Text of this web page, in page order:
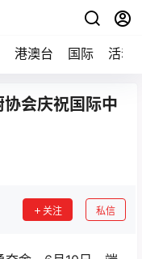
港澳台 国际 活动
会庆祝国际中
关注 私信